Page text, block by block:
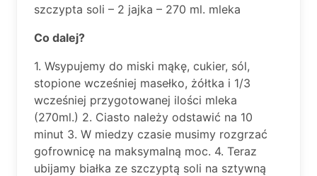
szczypta soli – 2 jajka – 270 ml. mleka
Co dalej?
1. Wsypujemy do miski mąkę, cukier, sól,
stopione wcześniej masełko, żółtka i 1/3
wcześniej przygotowanej ilości mleka
(270ml.) 2. Ciasto należy odstawić na 10
minut 3. W miedzy czasie musimy rozgrzać
gofrownicę na maksymalną moc. 4. Teraz
ubijamy białka ze szczyptą soli na sztywną